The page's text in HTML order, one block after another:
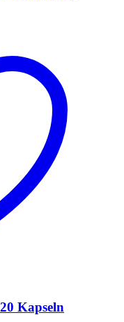
Kapseln